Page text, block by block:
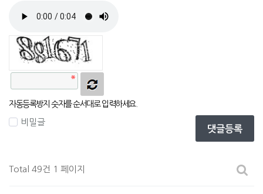
자동등록방지 숫자를 순서대로 입력하세요.
비밀글
댓글등록
Total 49건 1 페이지